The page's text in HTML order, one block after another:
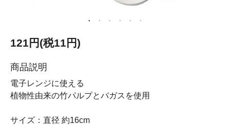
121円(税11円)
商品説明
電子レンジに使える
植物性由来の竹パルプとバガスを使用
サイズ：直径 約16cm